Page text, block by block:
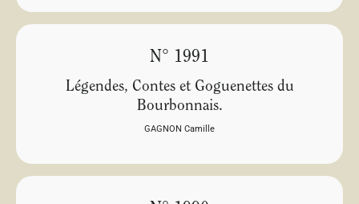
N° 1991
Légendes, Contes et Goguenettes du
Bourbonnais.
GAGNON Camille